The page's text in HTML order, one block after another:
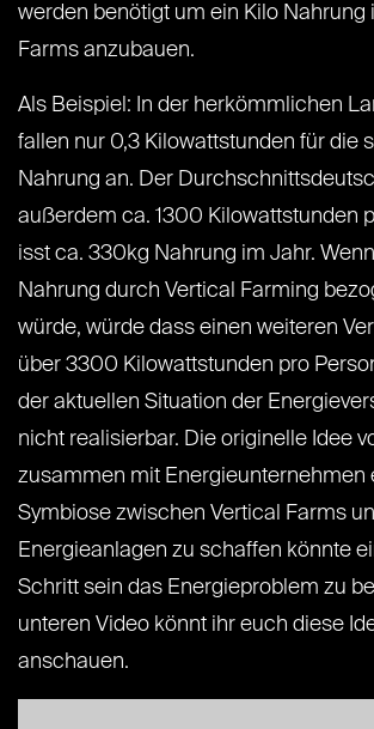
werden benötigt um ein Kilo Nahrung
Farms anzubauen.
Als Beispiel: In der herkömmlichen
fallen nur 0,3 Kilowattstunden für die
Nahrung an. Der
außerdem ca. 1300 Kilowattstunden
isst ca. 330kg Nahrung im Jahr.
Nahrung durch Vertical Farming
würde, würde dass einen weiteren
über 3300 Kilowattstunden pro
der aktuellen Situation der
nicht realisierbar. Die originelle Idee
zusammen mit Energieunternehmen
Symbiose zwischen Vertical Farms
Energieanlagen zu schaffen könnte
Schritt sein das Energieproblem zu
unteren Video könnt ihr euch diese
anschauen.